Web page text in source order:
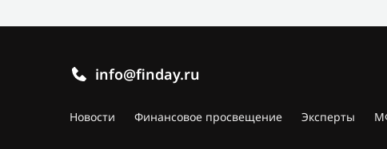
info@finday.ru
Новости Финансовое просвещение Эксперты